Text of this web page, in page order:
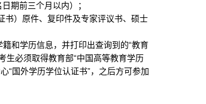
期前三个月以内）；
书）原件、复印件及专家评议书、硕士
和学历信息，并打印出查询到的“教育
生必须取得教育部“中国高等教育学历
“国外学历学位认证书”，之后方可参加